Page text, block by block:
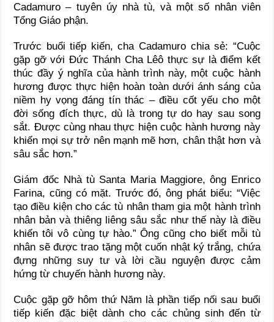
Cadamuro – tuyên úy nhà tù, và một số nhân viên
Tổng Giáo phận.
Trước buổi tiếp kiến, cha Cadamuro chia sẻ: “Cuộc
gặp gỡ với Đức Thánh Cha Lêô thực sự là điểm kết
thúc đầy ý nghĩa của hành trình này, một cuộc hành
hương được thực hiện hoàn toàn dưới ánh sáng của
niềm hy vọng đáng tín thác – điều cốt yếu cho một
đời sống đích thực, dù là trong tự do hay sau song
sắt. Được cùng nhau thực hiện cuộc hành hương này
khiến mọi sự trở nên mạnh mẽ hơn, chân thật hơn và
sâu sắc hơn.”
Giám đốc Nhà tù Santa Maria Maggiore, ông Enrico
Farina, cũng có mặt. Trước đó, ông phát biểu: “Việc
tạo điều kiện cho các tù nhân tham gia một hành trình
nhân bản và thiêng liêng sâu sắc như thế này là điều
khiến tôi vô cùng tự hào.” Ông cũng cho biết mỗi tù
nhân sẽ được trao tặng một cuốn nhật ký trắng, chứa
đựng những suy tư và lời cầu nguyện được cảm
hứng từ chuyến hành hương này.
Cuộc gặp gỡ hôm thứ Năm là phần tiếp nối sau buổi
tiếp kiến đặc biệt dành cho các chủng sinh đến từ